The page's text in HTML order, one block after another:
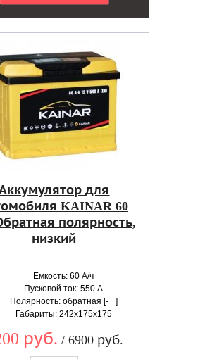
для
KAINAR 60
полярность,
низкий
Емкость: 60 А/ч
Пусковой ток: 550 А
Полярность: обратная [- +]
Габариты: 242x175x175
руб. / 6900 руб.